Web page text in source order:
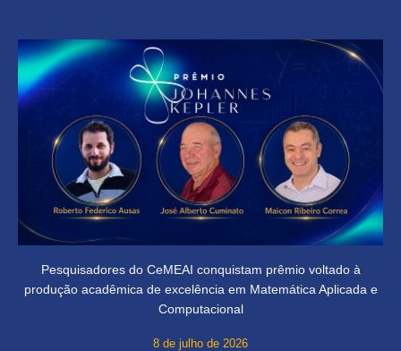
Pesquisadores do CeMEAI conquistam prêmio voltado à
produção acadêmica de excelência em Matemática Aplicada e
Computacional
8 de julho de 2026